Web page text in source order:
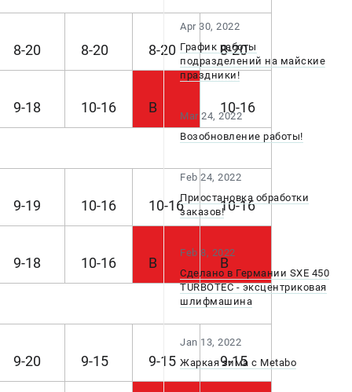
8-20 8-20 8-20 8-20
9-18 10-16 В 10-16
9-19 10-16 10-16 10-16
9-18 10-16 В В
9-20 9-15 9-15 9-15
Apr 30, 2022
График работы
подразделений на майские
праздники!
Mar 24, 2022
Возобновление работы!
Feb 24, 2022
Приостановка обработки
заказов!
Feb 8, 2022
Сделано в Германии SXE 450
TURBOTEC - эксцентриковая
шлифмашина
Jan 13, 2022
Жаркая зима с Metabo